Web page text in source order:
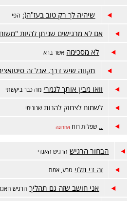
שיהיה לך רק טוב בעז"ה(: הפי
אם לא מרגישים שניתן להיות
לא מסכימה אשר ברא
מקווה שיש דרך, אבל זה
וואו מבין אותך לגמרי מה כבר ביקשתי
לשמוח לצחוק להנות שנונימי
.. שפלות רוח אחרונה
הבחור הרגיש הרגיש האגדי
זה די תלוי טבע, אמת
אני חושב שזה גם תהליך הרגיש